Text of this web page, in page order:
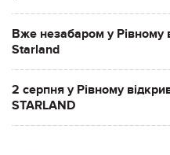
Вже незабаром у Рівному
Starland
2 серпня у Рівному
STARLAND